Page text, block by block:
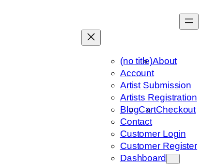
(no title)About
Account
Artist Submission
Artists Registration
BlogCartCheckout
Contact
Customer Login
Customer Register
Dashboard